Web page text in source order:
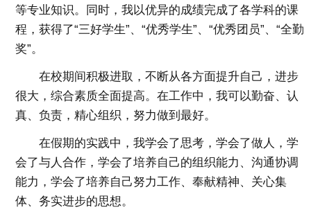
等专业知识。同时，我以优异的成绩完成了各学科的课
程，获得了“三好学生”、“优秀学生”、“优秀团员”、“全勤
奖”。
在校期间积极进取，不断从各方面提升自己，进步
很大，综合素质全面提高。在工作中，我可以勤奋、认
真、负责，精心组织，努力做到最好。
在假期的实践中，我学会了思考，学会了做人，学
会了与人合作，学会了培养自己的组织能力、沟通协调
能力，学会了培养自己努力工作、奉献精神、关心集
体、务实进步的思想。